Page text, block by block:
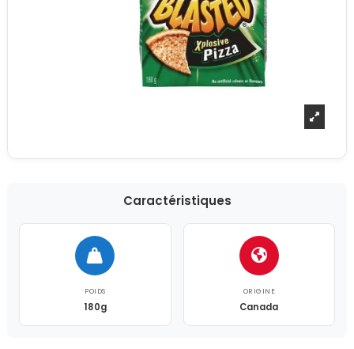
Caractéristiques
POIDS
180g
ORIGINE
Canada